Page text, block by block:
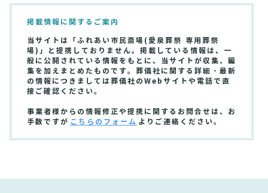
掲載情報に関するご案内
当サイトは「ふれあい市民斎場(愛泉葬祭 専用葬祭
場)」と提携しておりません。掲載している情報は、一
般に公開されている情報をもとに、当サイトが収集、編
集を加えまとめたものです。葬儀社に関する詳細・最新
の情報につきましては葬儀社のWebサイトや電話で直
接ご確認ください。
事業者様からの情報修正や提携に関するお問合せは、お
手数ですが こちらのフォーム よりご連絡ください。